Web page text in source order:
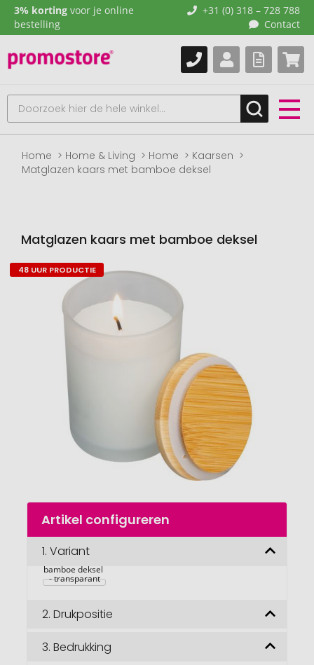
3% korting voor je online
bestelling
+31 (0) 318 – 728 788
Contact
Home Home & Living Home
Kaarsen
Matglazen kaars met bamboe deksel
Matglazen kaars met bamboe deksel
Naar
afbeeldingengalerij
Naar
begin
afbeeldingengalerij
48 UUR PRODUCTIE
Artikel configureren
1. Variant
Matglazen
bamboe deksel
- transparant
2. Drukpositie
3. Bedrukking